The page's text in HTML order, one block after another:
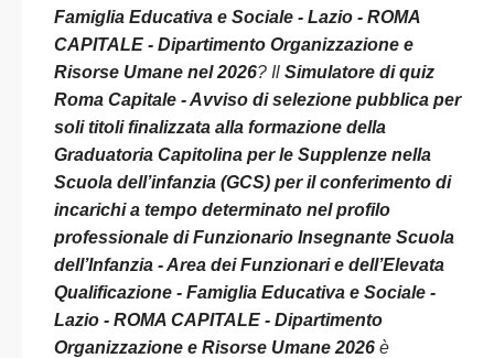
Famiglia Educativa e Sociale - Lazio - ROMA
CAPITALE - Dipartimento Organizzazione e
Risorse Umane nel 2026? Il Simulatore di quiz
Roma Capitale - Avviso di selezione pubblica per
soli titoli finalizzata alla formazione della
Graduatoria Capitolina per le Supplenze nella
Scuola dell’infanzia (GCS) per il conferimento di
incarichi a tempo determinato nel profilo
professionale di Funzionario Insegnante Scuola
dell’Infanzia - Area dei Funzionari e dell’Elevata
Qualificazione - Famiglia Educativa e Sociale -
Lazio - ROMA CAPITALE - Dipartimento
Organizzazione e Risorse Umane 2026 è